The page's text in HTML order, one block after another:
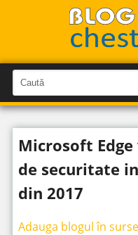
a
u
t
C
a
u
î
n
i
t
Microsoft
de securitate
din 2017
Adauga blogul în